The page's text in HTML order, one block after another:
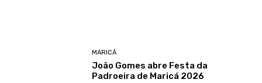
MARICÁ
João Gomes abre Festa da
Padroeira de Maricá 2026